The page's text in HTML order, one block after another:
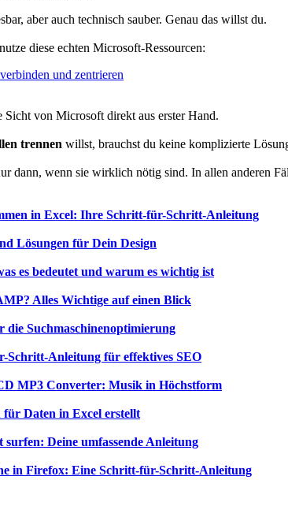
aber auch technisch sauber. Genau das willst du.
diese echten Microsoft-Ressourcen:
und zentrieren
von Microsoft direkt aus erster Hand.
trennen willst, brauchst du keine komplizierte
dann, wenn sie wirklich nötig sind. In allen anderen
in Excel: Ihre Schritt-für-Schritt-Anleitung
Lösungen für Dein Design
es bedeutet und warum es wichtig ist
Alles Wichtige auf einen Blick
die Suchmaschinenoptimierung
Anleitung für effektives SEO
MP3 Converter: Musik in Höchstform
Daten in Excel erstellt
Deine umfassende Anleitung
in Firefox: Eine Schritt-für-Schritt-Anleitung